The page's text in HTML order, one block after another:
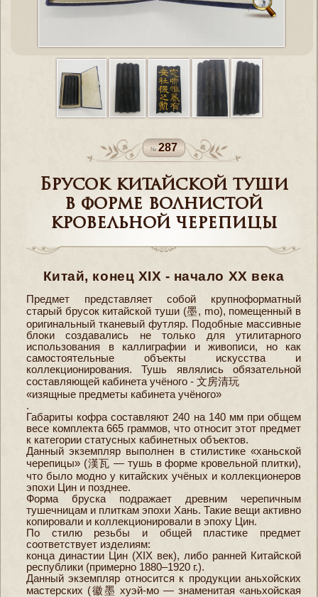
287
Брусок китайской туши
в форме волнистой
кровельной черепицы
Китай, конец XIX - начало XX века
Предмет представляет собой крупноформатный
старый брусок китайской туши (墨, mo), помещенный в
оригинальный тканевый футляр. Подобные массивные
блоки создавались не только для утилитарного
использования в каллиграфии и живописи, но как
самостоятельные объекты искусства и
коллекционирования. Тушь являлись обязательной
составляющей кабинета учёного - 文房清玩
«изящные предметы кабинета учёного»
.
Габариты кофра составляют 240 на 140 мм при общем
весе комплекта 665 граммов, что относит этот предмет
к категории статусных кабинетных объектов.
Данный экземпляр выполнен в стилистике «ханьской
черепицы» (漢瓦 — тушь в форме кровельной плитки),
что было модно у китайских учёных и коллекционеров
эпохи Цин и позднее.
Форма бруска подражает древним черепичным
тушечницам и плиткам эпохи Хань. Такие вещи активно
копировали и коллекционировали в эпоху Цин.
По стилю резьбы и общей пластике предмет
соответствует изделиям:
конца династии Цин (XIX век), либо ранней Китайской
республики (примерно 1880–1920 г.).
Данный экземпляр относится к продукции аньхойских
мастерских (徽墨 хуэй-мо — знаменитая «аньхойская